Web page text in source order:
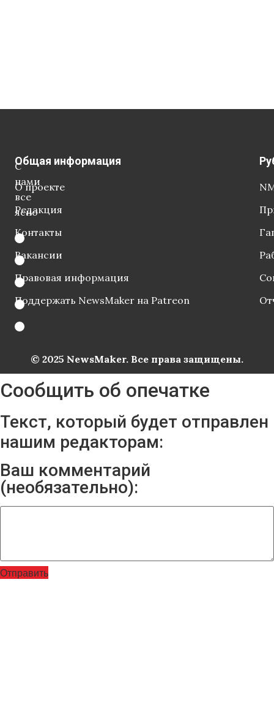
С
нами
все
ясно
Общая информация
О проекте
Редакция
Контакты
Вакансии
Правовая информация
Поддержать NewsMaker на Patreon
© 2025 NewsMaker. Все права защищены.
Сообщить об опечатке
Текст, который будет отправлен
нашим редакторам:
Ваш комментарий
(необязательно):
Отправить